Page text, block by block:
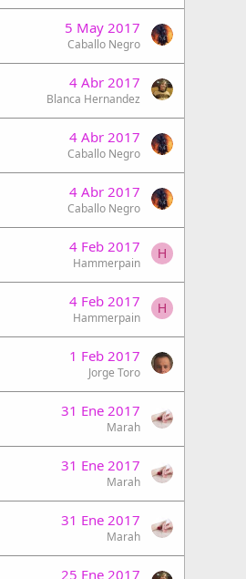
5 May 2017
Caballo Negro
4 Abr 2017
Blanca Hernandez
4 Abr 2017
Caballo Negro
4 Abr 2017
Caballo Negro
4 Feb 2017
Hammerpain
H
4 Feb 2017
Hammerpain
H
1 Feb 2017
Jorge Toro
31 Ene 2017
Marah
31 Ene 2017
Marah
31 Ene 2017
Marah
25 Ene 2017